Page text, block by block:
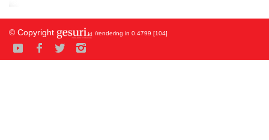
© Copyright /rendering in 0.4799 [104]